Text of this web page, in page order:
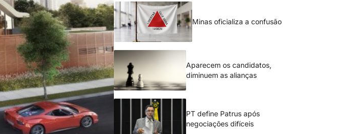
Minas oficializa a confusão
Aparecem os candidatos,
diminuem as alianças
PT define Patrus após
negociações difíceis